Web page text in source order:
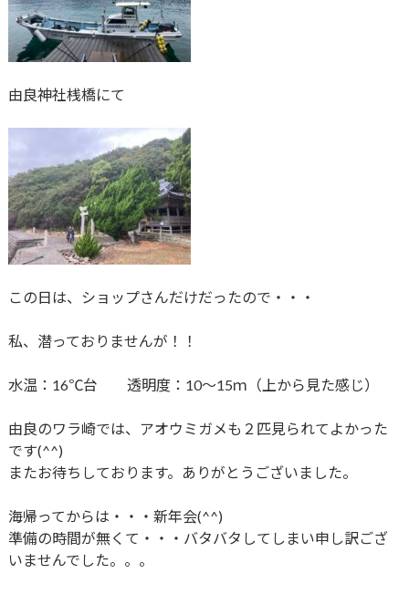
由良神社桟橋にて
この日は、ショップさんだけだったので・・・
私、潜っておりませんが！！
水温：16℃台 透明度：10～15ｍ（上から見た感じ）
由良のワラ崎では、アオウミガメも２匹見られてよかった
です(^^)
またお待ちしております。ありがとうございました。
海帰ってからは・・・新年会(^^)
準備の時間が無くて・・・バタバタしてしまい申し訳ござ
いませんでした。。。